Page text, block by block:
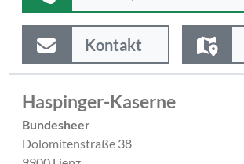
Kontakt
Haspinger-Kaserne
Bundesheer
Dolomitenstraße 38